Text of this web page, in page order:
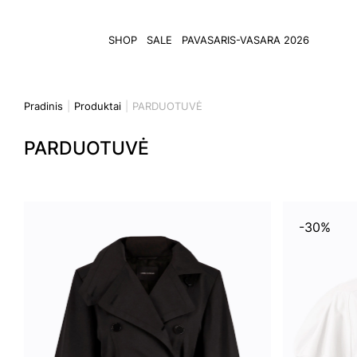
SHOP SALE PAVASARIS-VASARA 2026
Pradinis Produktai PARDUOTUVĖ
PARDUOTUVĖ
-30%